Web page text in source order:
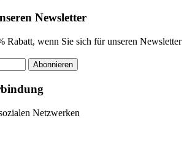
Newsletter
Rabatt, wenn Sie sich für unseren Newsletter
Abonnieren
Netzwerken